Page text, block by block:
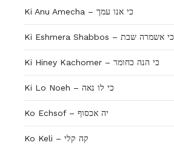
Ki Anu Amecha – כי אנו עמך
Ki Eshmera Shabbos – כי אשמרה שבת
Ki Hiney Kachomer – כי הנה כחומר
Ki Lo Noeh – כי לו נאה
Ko Echsof – יה אכסוף
Ko Keli – קה קלי